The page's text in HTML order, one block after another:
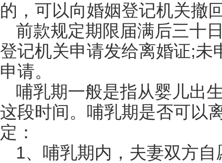
的，可以向婚姻登记机关撤
前款规定期限届满后三十
登记机关申请发给离婚证;未
申请。
哺乳期一般是指从婴儿出
这段时间。哺乳期是否可以
定：
1、哺乳期内，夫妻双方